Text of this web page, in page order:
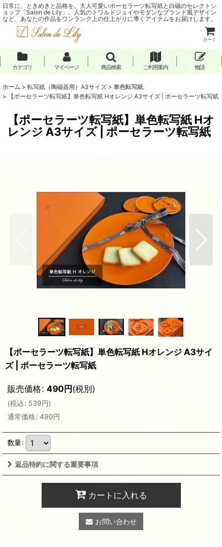
日常に、ときめきと品格を。大人可愛いポーセラーツ転写紙と白磁のセレクトシ
ョップ「Salon de Lily」。人気のトワルドジュイやモダンなブランド風デザイン
など、あなたの作品をワンランク上の仕上がりに導くアイテムをお届けします。
カート
カテゴリ マイページ 商品検索 ご利用案内 物語
ホーム > 転写紙（陶磁器用）A3サイズ > 単色転写紙
>
【ポーセラーツ転写紙】単色転写紙 Hオレンジ A3サイズ | ポーセラーツ転写紙
【ポーセラーツ転写紙】単色転写紙 Hオ
レンジ A3サイズ | ポーセラーツ転写紙
【ポーセラーツ転写紙】単色転写紙 Hオレンジ A3サイ
ズ | ポーセラーツ転写紙
販売価格: 490円(税別)
(税込: 539円)
通常価格: 490円
数量:
返品特約に関する重要事項
カートに入れる
お問い合わせ